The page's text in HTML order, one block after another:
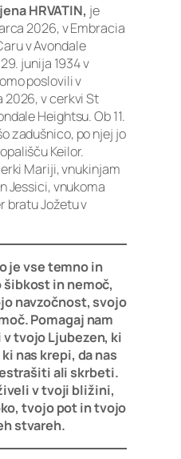
HRVATIN, je
2026, v Embracia
v Avondale
junija 1934 v
poslovili v
2026, v cerkvi St
Heightsu. Ob 11.
zadušnico, po njej jo
Keilor.
Mariji, vnukinjam
Jessici, vnukoma
bratu Jožetu v
je vse temno in
in nemoč,
navzočnost, svojo
Pomagaj nam
tvojo Ljubezen, ki
nas krepi, da nas
ali skrbeti.
v tvoji bližini,
tvojo pot in tvojo
stvareh.